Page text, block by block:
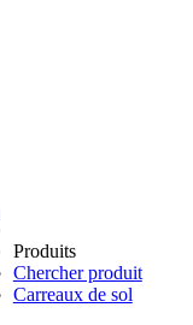
Produits
Chercher produit
Carreaux de sol